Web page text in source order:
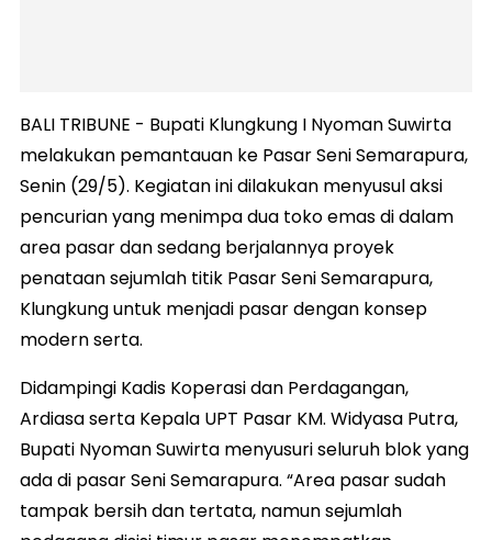
BALI TRIBUNE - Bupati Klungkung I Nyoman Suwirta
melakukan pemantauan ke Pasar Seni Semarapura,
Senin (29/5). Kegiatan ini dilakukan menyusul aksi
pencurian yang menimpa dua toko emas di dalam
area pasar dan sedang berjalannya proyek
penataan sejumlah titik Pasar Seni Semarapura,
Klungkung untuk menjadi pasar dengan konsep
modern serta.
Didampingi Kadis Koperasi dan Perdagangan,
Ardiasa serta Kepala UPT Pasar KM. Widyasa Putra,
Bupati Nyoman Suwirta menyusuri seluruh blok yang
ada di pasar Seni Semarapura. “Area pasar sudah
tampak bersih dan tertata, namun sejumlah